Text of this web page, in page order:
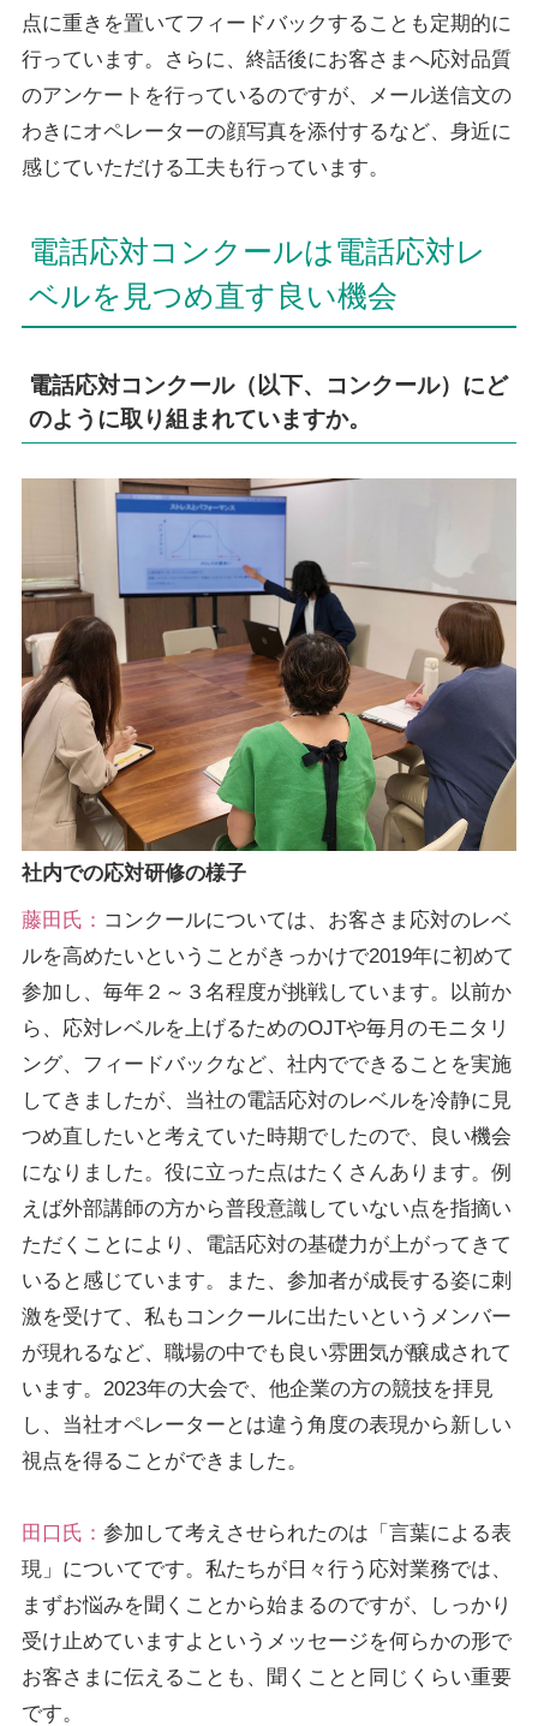
点に重きを置いてフィードバックすることも定期的に
行っています。さらに、終話後にお客さまへ応対品質
のアンケートを行っているのですが、メール送信文の
わきにオペレーターの顔写真を添付するなど、身近に
感じていただける工夫も行っています。
電話応対コンクールは電話応対レ
ベルを見つめ直す良い機会
電話応対コンクール（以下、コンクール）にど
のように取り組まれていますか。
社内での応対研修の様子
藤田氏： コンクールについては、お客さま応対のレベ
ルを高めたいということがきっかけで2019年に初めて
参加し、毎年２～３名程度が挑戦しています。以前か
ら、応対レベルを上げるためのOJTや毎月のモニタリ
ング、フィードバックなど、社内でできることを実施
してきましたが、当社の電話応対のレベルを冷静に見
つめ直したいと考えていた時期でしたので、良い機会
になりました。役に立った点はたくさんあります。例
えば外部講師の方から普段意識していない点を指摘い
ただくことにより、電話応対の基礎力が上がってきて
いると感じています。また、参加者が成長する姿に刺
激を受けて、私もコンクールに出たいというメンバー
が現れるなど、職場の中でも良い雰囲気が醸成されて
います。2023年の大会で、他企業の方の競技を拝見
し、当社オペレーターとは違う角度の表現から新しい
視点を得ることができました。
田口氏： 参加して考えさせられたのは「言葉による表
現」についてです。私たちが日々行う応対業務では、
まずお悩みを聞くことから始まるのですが、しっかり
受け止めていますよというメッセージを何らかの形で
お客さまに伝えることも、聞くことと同じくらい重要
です。